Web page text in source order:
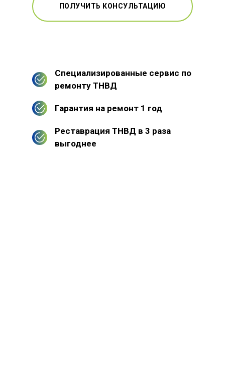
ПОЛУЧИТЬ КОНСУЛЬТАЦИЮ
Специализированные сервис по
ремонту ТНВД
Гарантия на ремонт 1 год
Реставрация ТНВД в 3 раза
выгоднее